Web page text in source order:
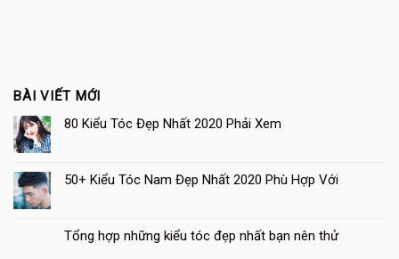
BÀI VIẾT MỚI
80 Kiểu Tóc Đẹp Nhất 2020 Phải Xem
50+ Kiểu Tóc Nam Đẹp Nhất 2020 Phù Hợp Với
Tổng hợp những kiểu tóc đẹp nhất bạn nên thử